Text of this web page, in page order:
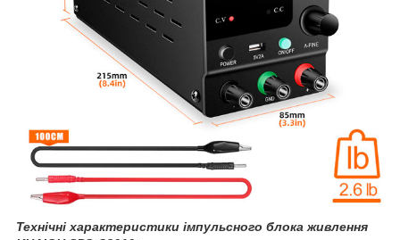
Технічні характеристики імпульсного блока живлення